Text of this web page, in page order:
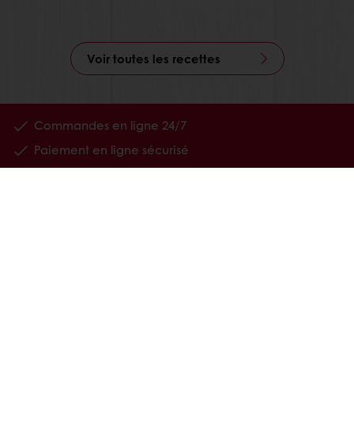
Voir toutes les recettes
Commandes en ligne 24/7
Paiement en ligne sécurisé